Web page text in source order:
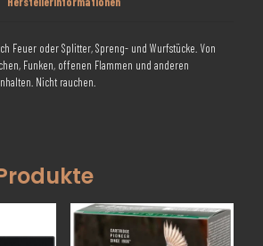
Feuer oder Splitter, Spreng- und Wurfstücke. Von
Funken, offenen Flammen und anderen
Nicht rauchen.